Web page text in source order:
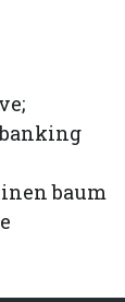
baum